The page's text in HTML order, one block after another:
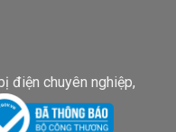
điện chuyên nghiệp,